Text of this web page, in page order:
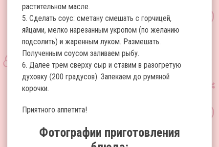
растительном масле.
5. Сделать соус: сметану смешать с горчицей,
яйцами, мелко нарезанным укропом (по желанию
подсолить) и жаренным луком. Размешать.
Полученным соусом заливаем рыбу.
6. Далее трем сверху сыр и ставим в разогретую
духовку (200 градусов). Запекаем до румяной
корочки.
Приятного аппетита!
Фотографии приготовления